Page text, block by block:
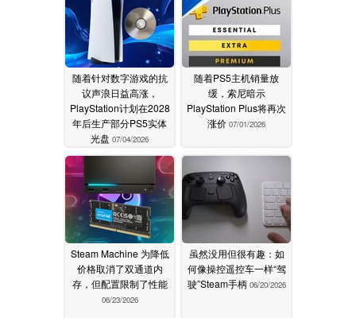
随着针对数字游戏的抗
议声浪日益高涨，
PlayStation计划在2028
年后生产部分PS5实体
光盘 07/04/2026
随着PS5主机销量放
缓，索尼暗示
PlayStation Plus将再次
涨价 07/01/2026
Steam Machine 为降低
价格取消了双通道内
存，但配置限制了性能
06/23/2026
虽然没用但很有趣：如
何像操控遥控车一样“驾
驶”Steam手柄 06/20/2026